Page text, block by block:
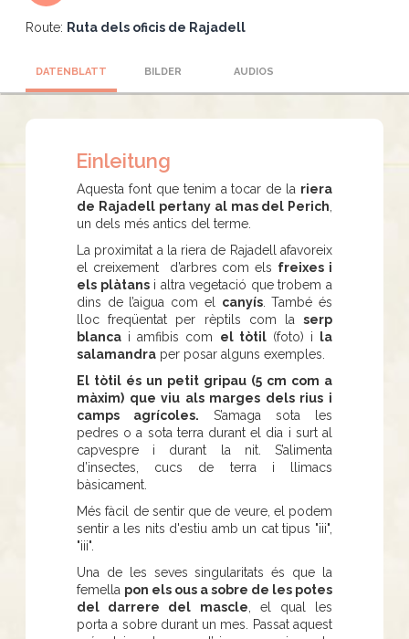
Route: Ruta dels oficis de Rajadell
DATENBLATT BILDER AUDIOS
Einleitung
Aquesta font que tenim a tocar de la riera
de Rajadell pertany al mas del Perich
un dels més antics del terme.
La proximitat a la riera de Rajadell afavoreix
el creixement d’arbres com els freixes i
els plàtansi altra vegetació que trobem a
dins de l’aigua com el canyís. També és
lloc freqüentat per rèptils com la serp
blanca i amfibis com el tòtil(foto) i
la
salamandra per posar alguns exemples.
El tòtil és un petit gripau (5 cm com a
màxim) que viu als marges dels rius i
camps agrícoles. S’amaga sota les
pedres o a sota terra durant el dia i surt al
capvespre i durant la nit. S’alimenta
d’insectes, cucs de terra i llimacs
bàsicament.
Més fàcil de sentir que de veure, el podem
sentir a les nits d'estiu amb un cat tipus "iii",
"iii".
Una de les seves singularitats és que la
femella pon els ous a sobre de les potes
del darrere del mascle , el qual les
porta a sobre durant un mes. Passat aquest